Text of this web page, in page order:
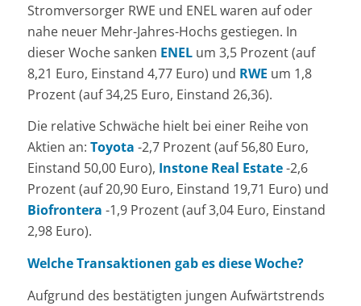
Stromversorger RWE und ENEL waren auf oder
nahe neuer Mehr-Jahres-Hochs gestiegen. In
dieser Woche sanken ENELum 3,5 Prozent (auf
8,21 Euro, Einstand 4,77 Euro) und RWE um 1,8
Prozent (auf 34,25 Euro, Einstand 26,36).
Die relative Schwäche hielt bei einer Reihe von
Aktien an: Toyota -2,7 Prozent (auf 56,80 Euro,
Einstand 50,00 Euro), Instone Real Estate-2,6
Prozent (auf 20,90 Euro, Einstand 19,71 Euro) und
Biofrontera -1,9 Prozent (auf 3,04 Euro, Einstand
2,98 Euro).
Welche Transaktionen gab es diese Woche?
Aufgrund des bestätigten jungen Aufwärtstrends